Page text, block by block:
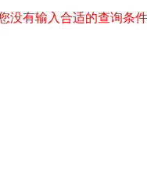
没有输入合适的查询条